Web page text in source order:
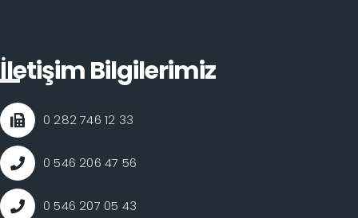
İletişim Bilgilerimiz
0 282 746 12 33
0 546 206 47 56
0 546 207 05 43